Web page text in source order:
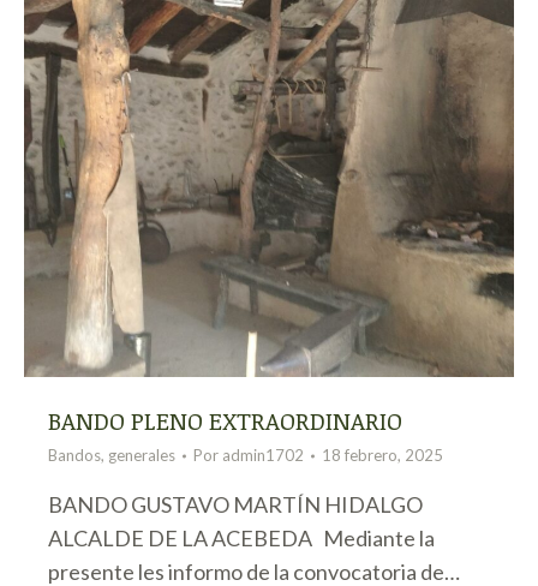
BANDO PLENO EXTRAORDINARIO
Bandos, generales Por admin1702 18 febrero, 2025
BANDO GUSTAVO MARTÍN HIDALGO
ALCALDE DE LA ACEBEDA Mediante la
presente les informo de la convocatoria de…